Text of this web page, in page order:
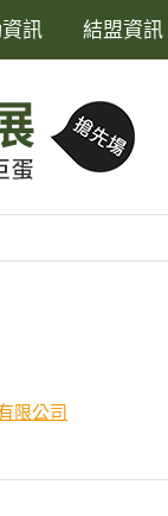
訊 結盟資訊
限公司